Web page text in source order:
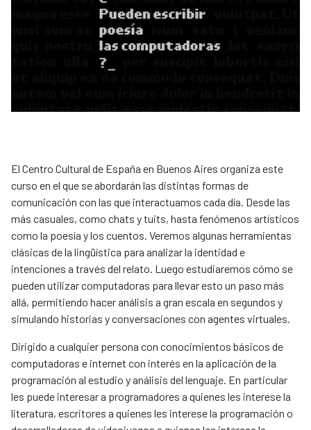
El Centro Cultural de España en Buenos Aires organiza este
curso en el que se abordarán las distintas formas de
comunicación con las que interactuamos cada día. Desde las
más casuales, como chats y tuits, hasta fenómenos artísticos
como la poesía y los cuentos. Veremos algunas herramientas
clásicas de la lingüística para analizar la identidad e
intenciones a través del relato. Luego estudiaremos cómo se
pueden utilizar computadoras para llevar esto un paso más
allá, permitiendo hacer análisis a gran escala en segundos y
simulando historias y conversaciones con agentes virtuales.
Dirigido a cualquier persona con conocimientos básicos de
computadoras e internet con interés en la aplicación de la
programación al estudio y análisis del lenguaje. En particular
les puede interesar a programadores a quienes les interese la
literatura, escritores a quienes les interese la programación o